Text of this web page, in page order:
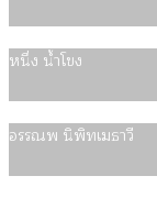
หนึ่ง น้ำโขง
อรรณพ นิพิทเมธาวี